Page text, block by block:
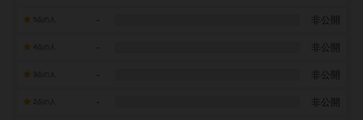
- 非公開
- 非公開
- 非公開
- 非公開